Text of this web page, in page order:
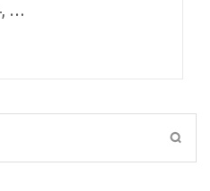
…